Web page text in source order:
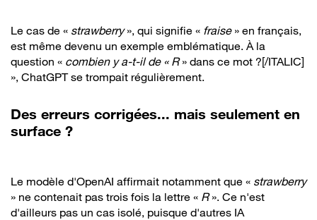
Le cas de « strawberry», qui signifie « fraise» en français,
est même devenu un exemple emblématique. À la
question « combien y a-t-il de « R» dans ce mot ?[/ITALIC]
», ChatGPT se trompait régulièrement.
Des erreurs corrigées... mais seulement en
surface ?
Le modèle d'OpenAI affirmait notamment que « strawberry
» ne contenait pas trois fois la lettre « R». Ce n'est
d'ailleurs pas un cas isolé, puisque d'autres IA